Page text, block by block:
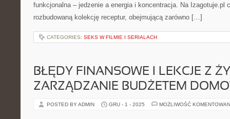
funkcjonalna – jedzenie a energia i koncentracja. Na Izagotuje.pl
rozbudowaną kolekcję receptur, obejmującą zarówno […]
CATEGORIES: SEKS W FILMIE I SERIALACH
BŁĘDY FINANSOWE I LEKCJE Z
ZARZĄDZANIE BUDŻETEM
POSTED BY ADMIN GRU - 1 - 2025 MOŻLIWOŚĆ